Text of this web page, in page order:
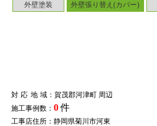
外壁塗装 外壁張り替え(カバー)
対応地域：賀茂郡河津町 周辺
施工事例数： 0件
工事店住所：静岡県菊川市河東